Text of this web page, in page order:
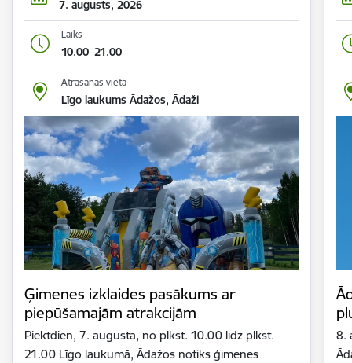
7. augusts, 2026
Laiks
10.00–21.00
Atrašanās vieta
Līgo laukums Ādažos, Ādaži
Ģimenes izklaides pasākums ar
piepūšamajām atrakcijām
Piektdien, 7. augustā, no plkst. 10.00 līdz plkst.
21.00 Līgo laukumā, Ādažos notiks ģimenes
8.